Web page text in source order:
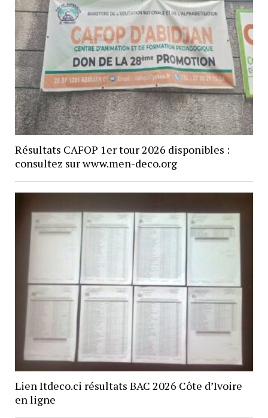
Résultats CAFOP 1er tour 2026 disponibles :
consultez sur www.men-deco.org
Lien Itdeco.ci résultats BAC 2026 Côte d’Ivoire
en ligne